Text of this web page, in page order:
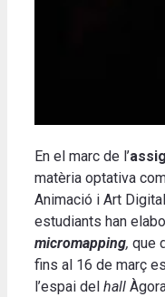
En el marc de l’
matèria optativa
Animació i Art
estudiants han
micromapping, que
fins al 16 de març
l’espai del hall